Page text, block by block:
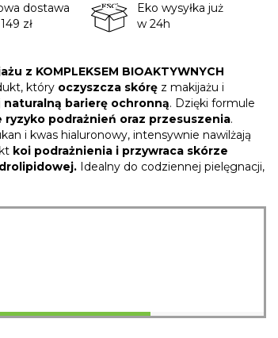
dostawa
zł
Eko wysyłka już
w 24h
z KOMPLEKSEM BIOAKTYWNYCH
który oczyszcza skórę z makijażu i
naturalną barierę ochronną. Dzięki formule
ryzyko podrażnień oraz przesuszenia.
i kwas hialuronowy, intensywnie nawilżają
koi podrażnienia i przywraca skórze
Idealny do codziennej pielęgnacji,